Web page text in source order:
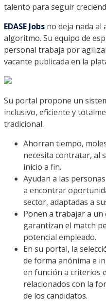
talento para seguir
EDASE Jobs no deja nada al
algoritmo. Su equipo de
personal trabaja por
vacante publicada en la
Su portal propone un
inclusivo, eficiente y
tradicional.
Ahorran tiempo,
necesita contratar, al
inicio a fin.
Ayudan a las
a encontrar
sector, adaptadas a
Ponen a trabajar a
garantizan el match
potencial empleado.
En su portal, la
de forma anónima e
en función a criterios
relacionados con la
de los candidatos.